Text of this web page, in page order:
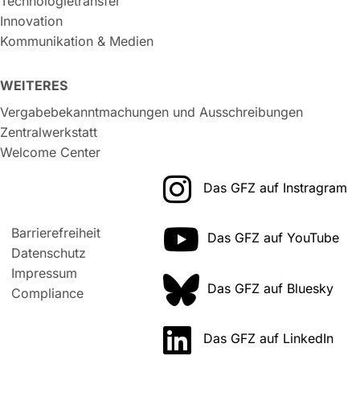
Innovation
Kommunikation & Medien
WEITERES
Vergabebekanntmachungen und Ausschreibungen
Zentralwerkstatt
Welcome Center
Barrierefreiheit
Datenschutz
Impressum
Compliance
Das GFZ auf Instragram
Das GFZ auf YouTube
Das GFZ auf Bluesky
Das GFZ auf LinkedIn